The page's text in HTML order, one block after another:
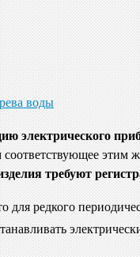
воды
электрического
этим
требуют
для редкого